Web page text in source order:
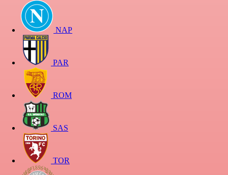
NAP
PAR
ROM
SAS
TOR